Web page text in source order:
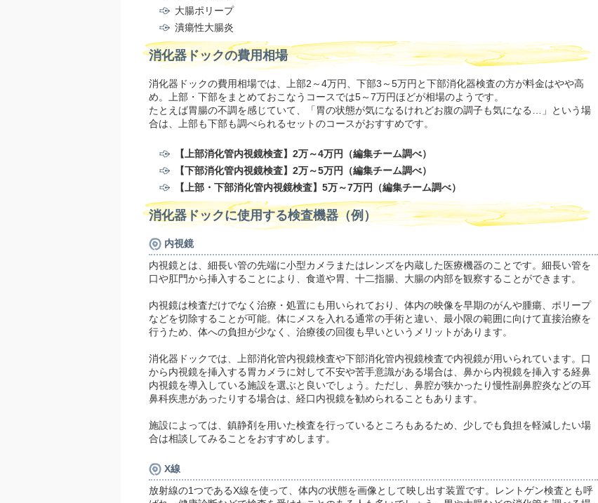
大腸ポリープ
潰瘍性大腸炎
消化器ドックの費用相場
消化器ドックの費用相場では、上部2～4万円、下部3～5万円と下部消化器検査の方が料金はやや高
め。上部・下部をまとめておこなうコースでは5～7万円ほどが相場のようです。
たとえば胃腸の不調を感じていて、「胃の状態が気になるけれどお腹の調子も気になる…」という場
合は、上部も下部も調べられるセットのコースがおすすめです。
【上部消化管内視鏡検査】2万～4万円（編集チーム調べ）
【下部消化管内視鏡検査】2万～5万円（編集チーム調べ）
【上部・下部消化管内視鏡検査】5万～7万円（編集チーム調べ）
消化器ドックに使用する検査機器（例）
内視鏡
内視鏡とは、細長い管の先端に小型カメラまたはレンズを内蔵した医療機器のことです。細長い管を
口や肛門から挿入することにより、食道や胃、十二指腸、大腸の内部を観察することができます。
内視鏡は検査だけでなく治療・処置にも用いられており、体内の映像を早期のがんや腫瘍、ポリープ
などを切除することが可能。体にメスを入れる通常の手術と違い、最小限の範囲に向けて直接治療を
行うため、体への負担が少なく、治療後の回復も早いというメリットがあります。
消化器ドックでは、上部消化管内視鏡検査や下部消化管内視鏡検査で内視鏡が用いられています。口
から内視鏡を挿入する胃カメラに対して不安や苦手意識がある場合は、鼻から内視鏡を挿入する経鼻
内視鏡を導入している施設を選ぶと良いでしょう。ただし、鼻腔が狭かったり慢性副鼻腔炎などの耳
鼻科疾患があったりする場合は、経口内視鏡を勧められることもあります。
施設によっては、鎮静剤を用いた検査を行っているところもあるため、少しでも負担を軽減したい場
合は相談してみることをおすすめします。
X線
放射線の1つであるX線を使って、体内の状態を画像として映し出す装置です。レントゲン検査とも呼